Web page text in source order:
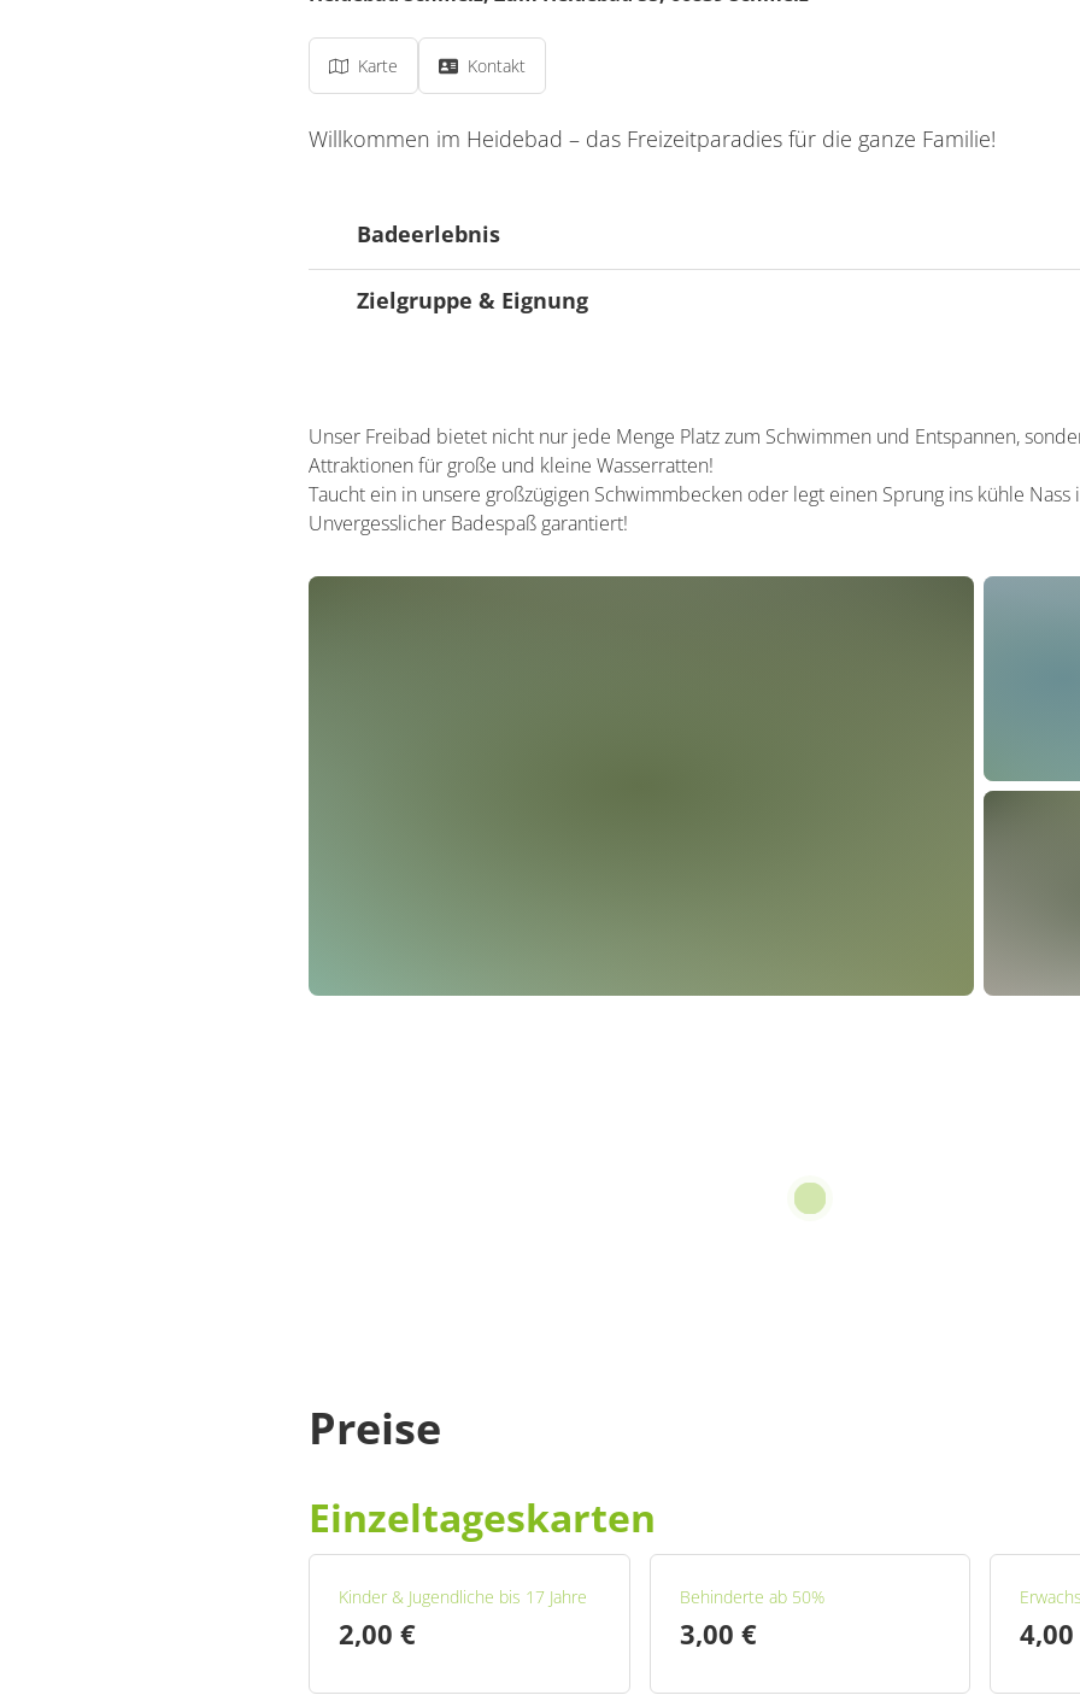
Karte Kontakt
Willkommen im Heidebad – das Freizeitparadies für die ganze Familie!
Badeerlebnis
Ausstattung Badebereich
Spielplatz/Spielwiese
Liegewiese/Liegeplatz
Gastronomie
Zielgruppe & Eignung
Unser Freibad bietet nicht nur jede Menge Platz zum Schwimmen und Entspannen,
Attraktionen für große und kleine Wasserratten!
Taucht ein in unsere großzügigen Schwimmbecken oder legt einen Sprung ins kühle
Unvergesslicher Badespaß garantiert!
Preise
Einzeltageskarten
Kinder & Jugendliche bis 17 Jahre
2,00 €
Behinderte ab 50%
3,00 €